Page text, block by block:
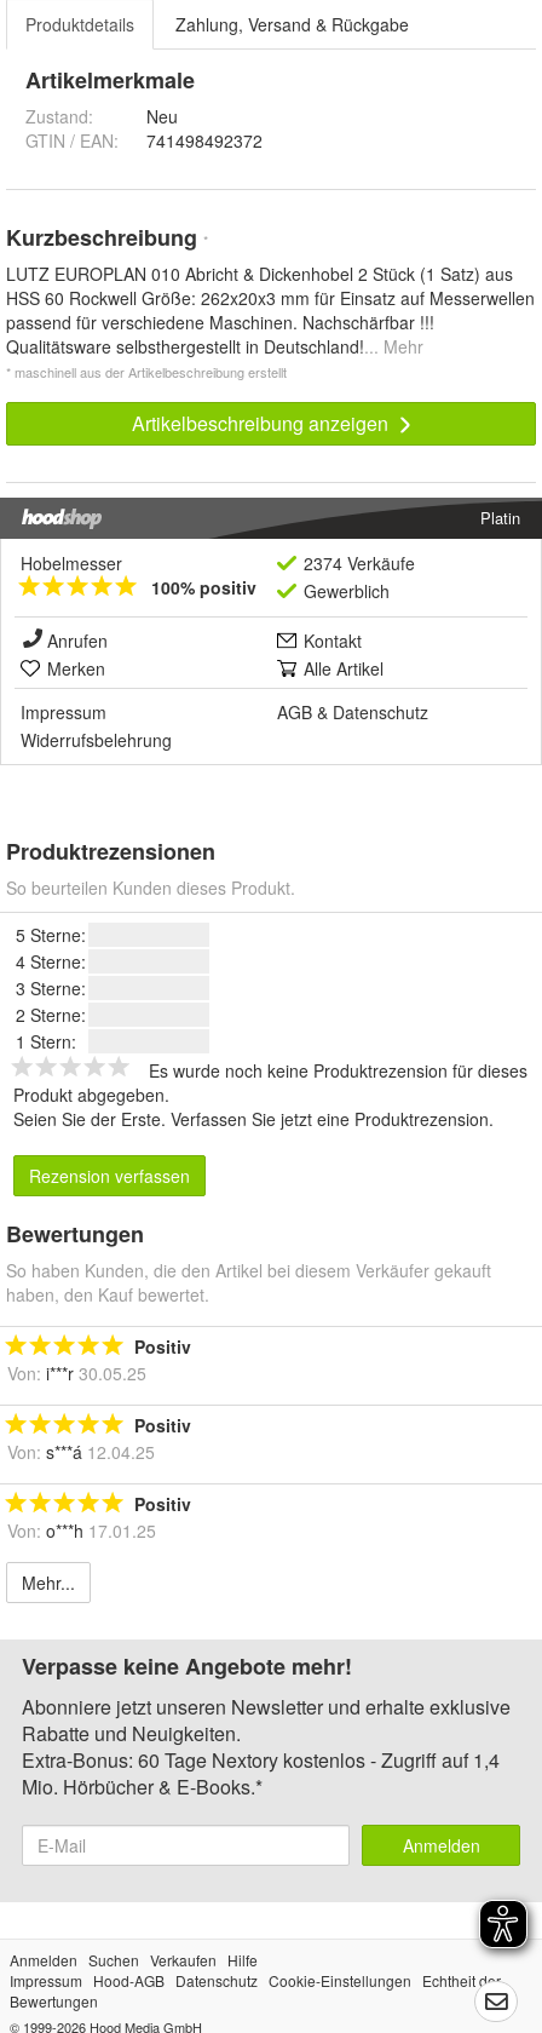
Produktdetails Zahlung, Versand & Rückgabe
Artikelmerkmale
Zustand:
Neu
GTIN / EAN:
741498492372
Kurzbeschreibung *
LUTZ EUROPLAN 010 Abricht & Dickenhobel 2 Stück (1 Satz) aus
HSS 60 Rockwell Größe: 262x20x3 mm für Einsatz auf Messerwellen
passend für verschiedene Maschinen. Nachschärfbar !!!
Qualitätsware selbsthergestellt in Deutschland!... Mehr
* maschinell aus der Artikelbeschreibung erstellt
Artikelbeschreibung anzeigen
Platin
Hobelmesser
100% positiv
2374 Verkäufe
Gewerblich
Anrufen
Kontakt
Merken
Alle Artikel
Impressum
AGB & Datenschutz
Widerrufsbelehrung
Produktrezensionen
So beurteilen Kunden dieses Produkt.
5 Sterne:
4 Sterne:
3 Sterne:
2 Sterne:
1 Stern:
Es wurde noch keine Produktrezension für dieses
Produkt abgegeben.
Seien Sie der Erste. Verfassen Sie jetzt eine Produktrezension.
Rezension verfassen
Bewertungen
So haben Kunden, die den Artikel bei diesem Verkäufer gekauft
haben, den Kauf bewertet.
Positiv
Von: i***r 30.05.25
Positiv
Von: s***á 12.04.25
Positiv
Von: o***h 17.01.25
Mehr...
Verpasse keine Angebote mehr!
Abonniere jetzt unseren Newsletter und erhalte exklusive
Rabatte und Neuigkeiten.
Extra-Bonus: 60 Tage Nextory kostenlos - Zugriff auf 1,4
Mio. Hörbücher & E-Books.*
Anmelden
Anmelden Suchen Verkaufen
Hilfe
Impressum
Hood-AGB Datenschutz Cookie-Einstellungen
Echtheit der
Bewertungen
© 1999-2026 Hood Media GmbH